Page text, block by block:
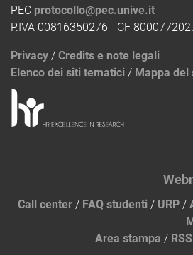
PEC protocollo@pec.unive.it
P.IVA 00816350276 - CF
Privacy / Credits e note legali
Elenco dei siti tematici / Mappa del
Call center / FAQ studenti / URP /
Area stampa / RSS